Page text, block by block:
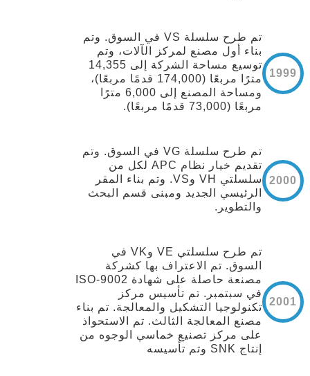
1999
تم طرح سلسلة VS في السوق. وتم
بناء أول مصنع لمركز الآلات، وتم
توسيع مساحة الشركة إلى 14,355
مترًا مربعًا (174,000 قدمًا مربعًا)،
ومساحة المصنع إلى 6,000 مترًا
مربعًا (73,000 قدمًا مربعًا).
2000
تم طرح سلسلة VG في السوق. وتم
تقديم خيار نظام APC لكل من
سلسلتي VH وVS. وتم بناء المقر
الرئيسي الجديد ومبنى قسم البحث
والتطوير.
2001
تم طرح سلسلتي VE وVK في
السوق. تم الاعتراف بها كشركة
مصنعة حاصلة على شهادة ISO-9002
في سبتمبر. تم تأسيس مركز
تكنولوجيا التشكيل والمعالجة. تم بناء
مصنع المعالجة الثالث. تم الاستحواذ
على مركز تصنيع خماسي الوجوه من
إنتاج SNK وتم تأسيسه